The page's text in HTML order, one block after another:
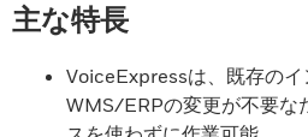
主な特長
VoiceExpressは、既存のイ
WMS/ERPの変更が不要な